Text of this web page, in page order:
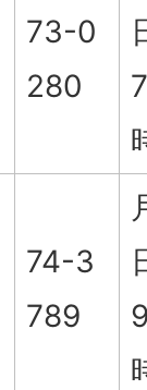
73-0
280
74-3
789